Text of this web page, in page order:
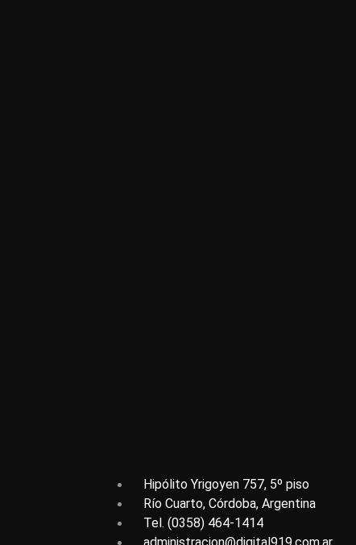
Hipólito Yrigoyen 757, 5º piso
Río Cuarto, Córdoba, Argentina
Tel. (0358) 464-1414